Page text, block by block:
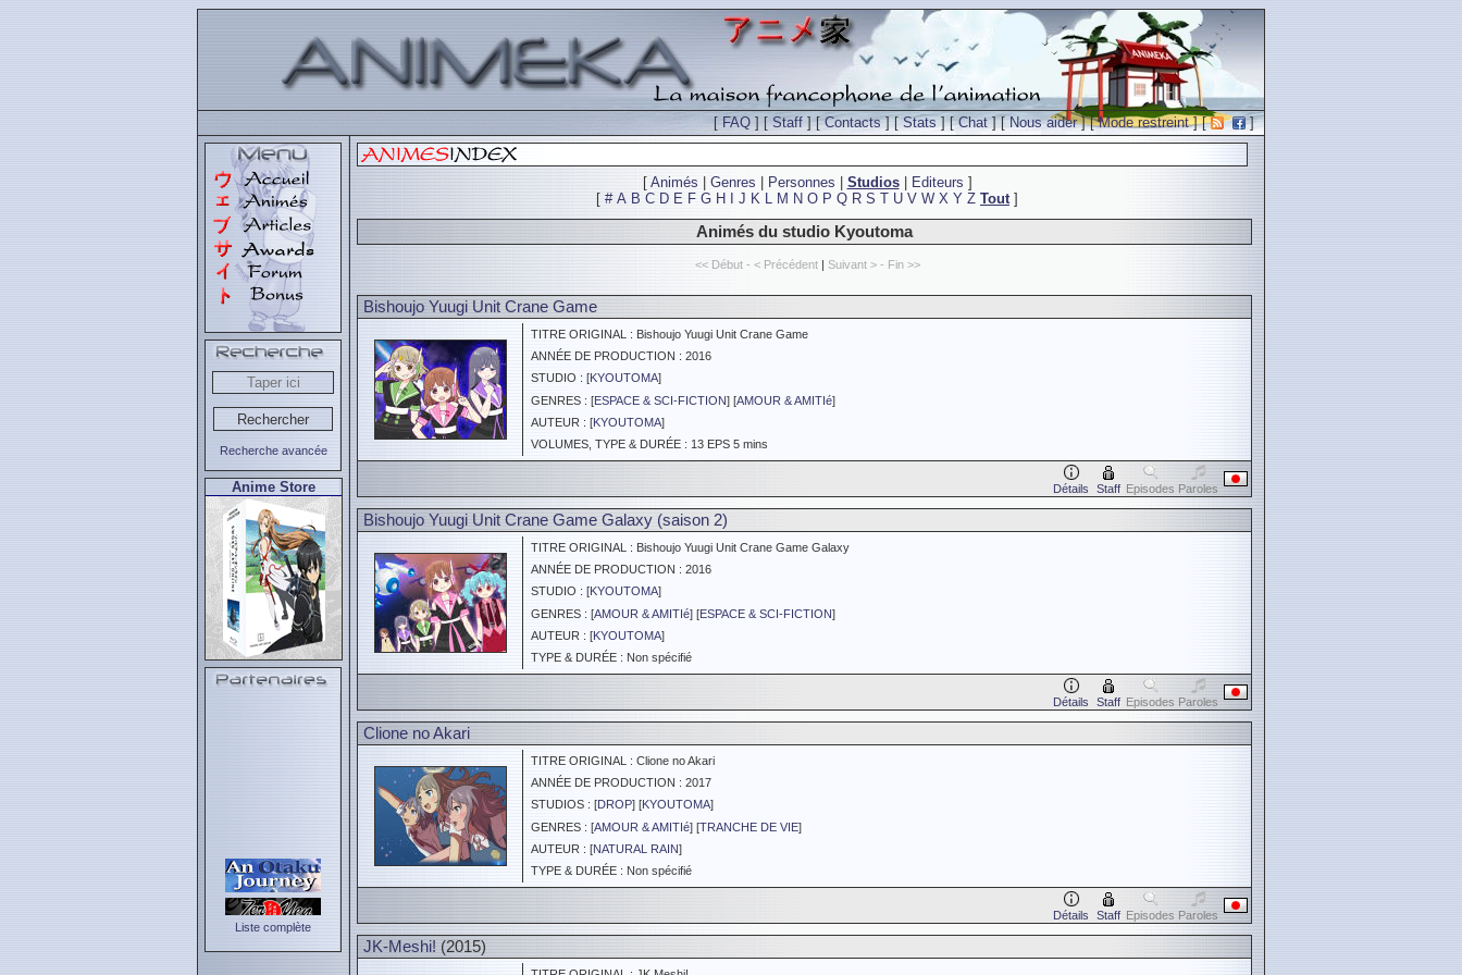
[FAQ ] [Staff ] [Contacts] [Stats] [Chat] [Nous aider] [Mode restreint] [ ]
Recherche avancée
Anime Store
Liste complète
[ Animés Genres Personnes Studios| Editeurs ]
[ # A B C D E F G H J K L M N O P Q R S T U V W X Y Z Tout]
Animés du studio Kyoutoma
<< Début - < Précédent | Suivant > - Fin >>
Bishoujo Yuugi Unit Crane Game
TITRE ORIGINAL : Bishoujo Yuugi Unit Crane Game
ANNÉE DE PRODUCTION : 2016
STUDIO : [KYOUTOMA]
GENRES : [ESPACE & SCI-FICTION] [AMOUR & AMITIé]
AUTEUR : [KYOUTOMA]
VOLUMES, TYPE & DURÉE : 13 EPS 5 mins
Détails Staff Episodes Paroles
Bishoujo Yuugi Unit Crane Game Galaxy (saison 2)
TITRE ORIGINAL : Bishoujo Yuugi Unit Crane Game Galaxy
ANNÉE DE PRODUCTION : 2016
STUDIO : [KYOUTOMA]
GENRES : [AMOUR & AMITIé] [ESPACE & SCI-FICTION]
AUTEUR : [KYOUTOMA]
TYPE & DURÉE : Non spécifié
Détails Staff Episodes Paroles
Clione no Akari
TITRE ORIGINAL : Clione no Akari
ANNÉE DE PRODUCTION : 2017
STUDIOS : [DROP] [KYOUTOMA]
GENRES : [AMOUR & AMITIé] [TRANCHE DE VIE]
AUTEUR : [NATURAL RAIN]
TYPE & DURÉE : Non spécifié
Détails Staff Episodes Paroles
JK-Meshi! (2015)